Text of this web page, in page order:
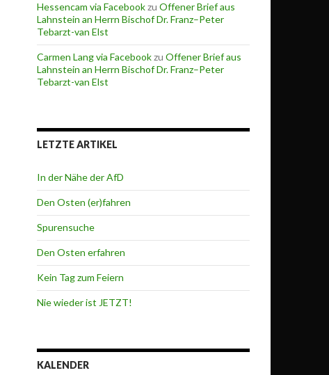
Hessencam via Facebookzu Offener Brief aus
Lahnstein an Herrn Bischof Dr. Franz–Peter
Tebarzt-van Elst
Carmen Lang via Facebookzu Offener Brief aus
Lahnstein an Herrn Bischof Dr. Franz–Peter
Tebarzt-van Elst
LETZTE ARTIKEL
In der Nähe der AfD
Den Osten (er)fahren
Spurensuche
Den Osten erfahren
Kein Tag zum Feiern
Nie wieder ist JETZT!
KALENDER